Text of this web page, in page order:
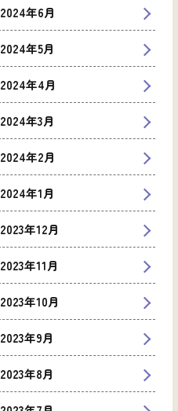
2024年6月
2024年5月
2024年4月
2024年3月
2024年2月
2024年1月
2023年12月
2023年11月
2023年10月
2023年9月
2023年8月